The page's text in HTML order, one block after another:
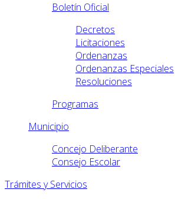
Boletín Oficial
Decretos
Licitaciones
Ordenanzas
Ordenanzas Especiales
Resoluciones
Programas
Municipio
Concejo Deliberante
Consejo Escolar
Trámites y Servicios